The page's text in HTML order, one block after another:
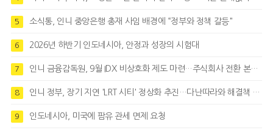
5 소식통, 인니 중앙은행 총재 사임 배경에 “정부와 정책 갈등"
6 2026년 하반기 인도네시아, 안정과 성장의 시험대
7 인니 금융감독원, 9월 IDX 비상호화 제도 마련…주식회사 전환 본격화
8 인니 정부, 장기 지연 'LRT 시티' 정상화 추진…다난따라와 해결책 모색
9 인도네시아, 미국에 팜유 관세 면제 요청